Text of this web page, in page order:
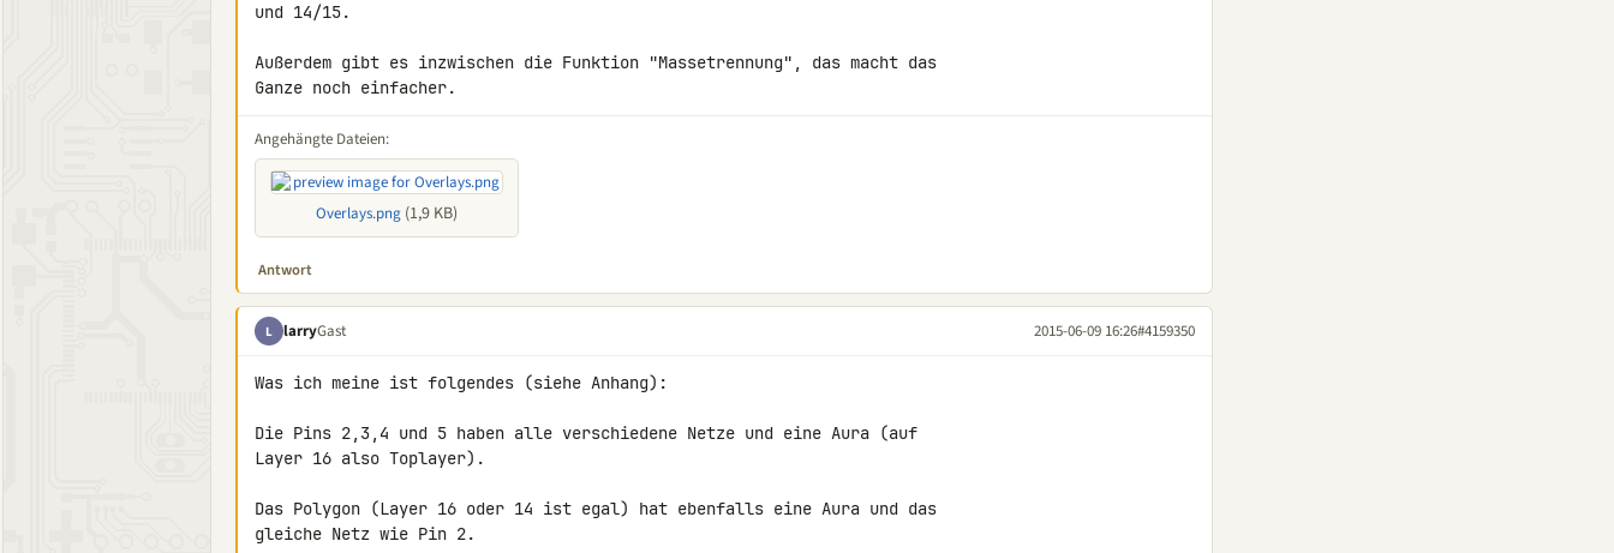
und 14/15.
Außerdem gibt es inzwischen die Funktion "Massetrennung", das macht das
Ganze noch einfacher.
Angehängte Dateien:
Overlays.png (1,9 KB)
Antwort
L larryGast 2015-06-09 16:26#4159350
Was ich meine ist folgendes (siehe Anhang):
Die Pins 2,3,4 und 5 haben alle verschiedene Netze und eine Aura (auf
Layer 16 also Toplayer).
Das Polygon (Layer 16 oder 14 ist egal) hat ebenfalls eine Aura und das
gleiche Netz wie Pin 2.